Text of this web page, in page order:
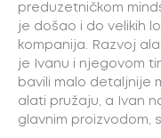
preduzetničkom
je došao i do velikih
kompanija. Razvoj
je Ivanu i njegovom
bavili malo detaljnije
alati pružaju, a Ivan
glavnim proizvodom,